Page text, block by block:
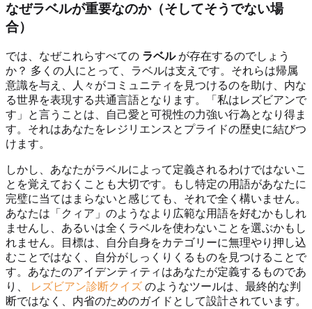
なぜラベルが重要なのか（そしてそうでない場
合）
では、なぜこれらすべての ラベルが存在するのでしょう
か？ 多くの人にとって、ラベルは支えです。それらは帰属
意識を与え、人々がコミュニティを見つけるのを助け、内な
る世界を表現する共通言語となります。「私はレズビアンで
す」と言うことは、自己愛と可視性の力強い行為となり得ま
す。それはあなたをレジリエンスとプライドの歴史に結びつ
けます。
しかし、あなたがラベルによって定義されるわけではないこ
とを覚えておくことも大切です。もし特定の用語があなたに
完璧に当てはまらないと感じても、それで全く構いません。
あなたは「クィア」のようなより広範な用語を好むかもしれ
ませんし、あるいは全くラベルを使わないことを選ぶかもし
れません。目標は、自分自身をカテゴリーに無理やり押し込
むことではなく、自分がしっくりくるものを見つけることで
す。あなたのアイデンティティはあなたが定義するものであ
り、
レズビアン診断クイズ のようなツールは、最終的な判
断ではなく、内省のためのガイドとして設計されています。